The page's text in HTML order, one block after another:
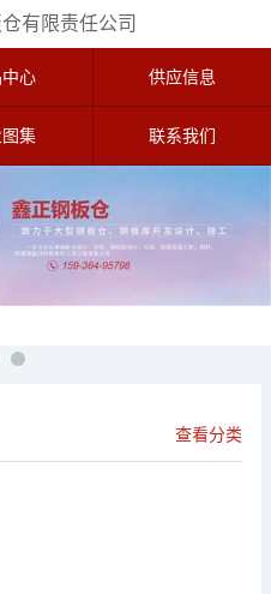
有限责任公司
心 供应信息
集 联系我们
查看分类